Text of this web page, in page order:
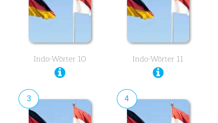
Indo-Wörter 10 Indo-Wörter 11
3 4